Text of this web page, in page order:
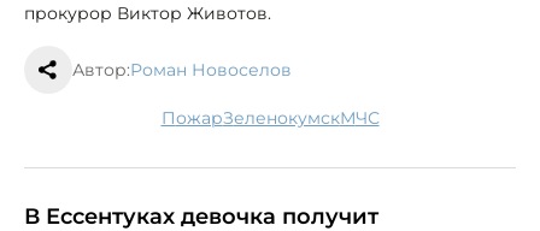
прокурор Виктор Животов.
Автор:Роман Новоселов
пожар Зеленокумск МЧС
В Ессентуках девочка получит